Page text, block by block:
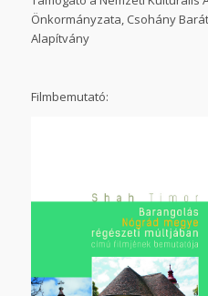
Önkormányzata, Csohány
Alapítvány
Filmbemutató: